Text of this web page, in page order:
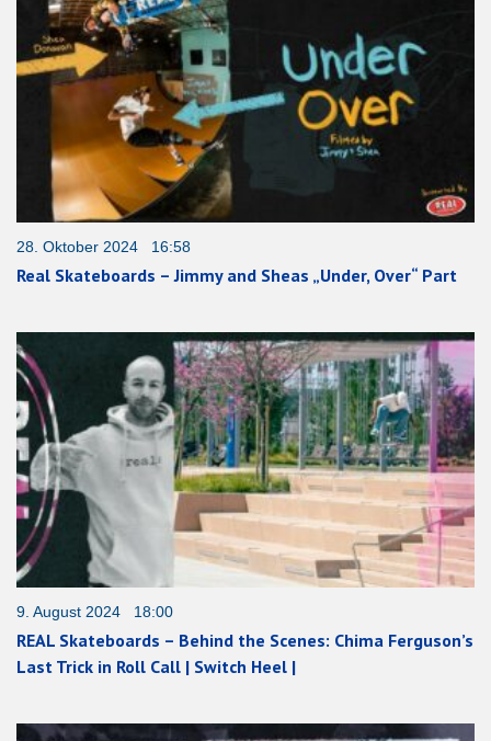
28. Oktober 2024 16:58
Real Skateboards – Jimmy and Sheas „Under, Over“ Part
9. August 2024 18:00
REAL Skateboards – Behind the Scenes: Chima Ferguson’s
Last Trick in Roll Call | Switch Heel |